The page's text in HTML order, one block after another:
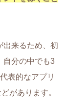
出来るため、初
自分の中でも3
表的なアプリ
があります。